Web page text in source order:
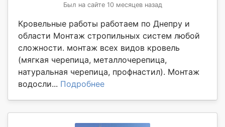
Был на сайте 10 месяцев назад
Кровельные работы работаем по Днепру и
области Монтаж стропильных систем любой
сложности. монтаж всех видов кровель
(мягкая черепица, металлочерепица,
натуральная черепица, профнастил). Монтаж
водосли... Подробнее